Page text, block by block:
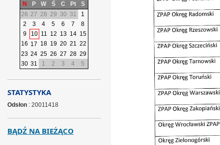
N
P W Ś C Pt
S
26 27 28 29 30 31
1
2
3 4 5 6 7
8
9
10 11 12 13 14 15
16 17 18 19 20 21 22
23 24 25 26 27 28 29
30 31 1 2 3 4 5
STATYSTYKA
Odsłon: 20011418
BĄDŹ NA BIEŻĄCO